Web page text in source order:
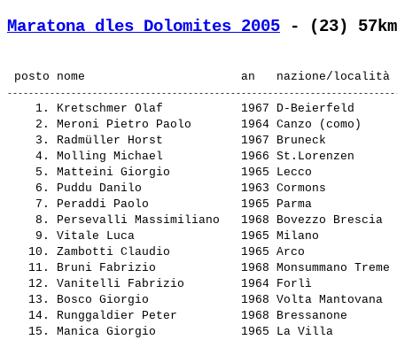
Maratona dles Dolomites 2005 - (23)
    1.
Kretschmer Olaf
1967 D-Beierfeld
    2.
Meroni Pietro Paolo
1964 Canzo (como)
    3.
Radmüller Horst
1967 Bruneck
    4.
Molling Michael
1966 St.Lorenzen
    5.
Matteini Giorgio
1965 Lecco
    6.
Puddu Danilo
1963 Cormons
    7.
Peraddi Paolo
1965 Parma
    8.
Persevalli Massimiliano
1968 Bovezzo
    9.
Vitale Luca
1965 Milano
   10.
Zambotti Claudio
1965 Arco
   11.
Bruni Fabrizio
1968
   12.
Vanitelli Fabrizio
1964 Forlì
   13.
Bosco Giorgio
1968 Volta
   14.
Runggaldier Peter
1968 Bressanone
   15.
Manica Giorgio
1965 La Villa